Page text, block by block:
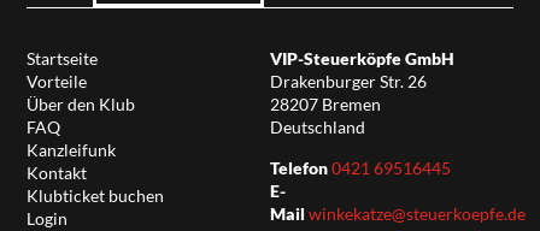
Startseite
Vorteile
Über den Klub
FAQ
Kanzleifunk
Kontakt
Klubticket buchen
Login
VIP-Steuerköpfe GmbH
Drakenburger Str. 26
28207 Bremen
Deutschland
Telefon0421 69516445
E-
Mail winkekatze@steuerkoepfe.de